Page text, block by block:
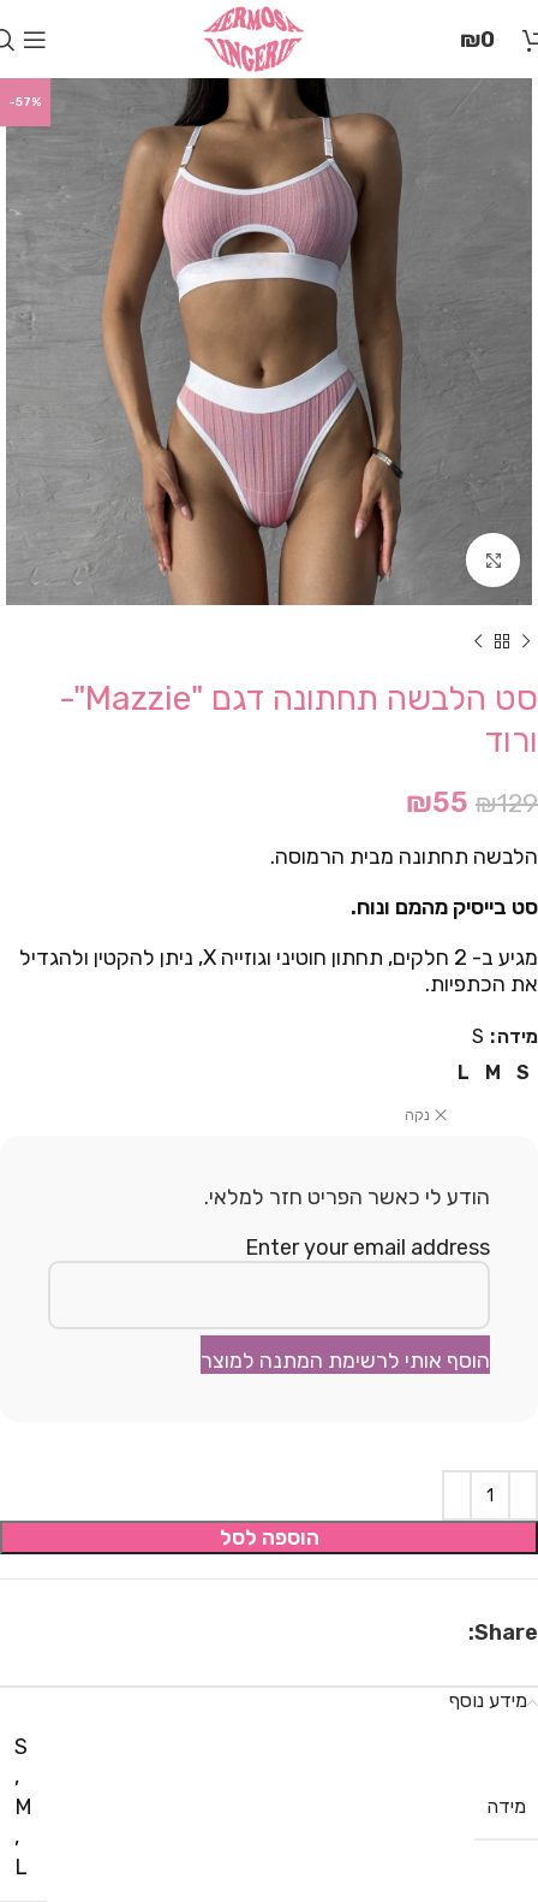
זֶה
לְהַנְגָּשָׁת
לִפְתִיחַת
הֵנְּגִישׁוּת
₪0
-57%
Click to enlarge
סט הלבשה תחתונה דגם "Mazzie"-
ורוד
₪129
₪55
הלבשה תחתונה מבית הרמוסה.
סט בייסיק מהמם ונוח.
מגיע ב- 2 חלקים, תחתון חוטיני וגוזייה X, ניתן להקטין ולהגדיל
את הכתפיות.
מידה
S
S
M
L
נקה
הודע לי כאשר הפריט חזר למלאי.
Enter your email address
הוסף אותי לרשימת המתנה למוצר
הוספה לסל
Share:
מידע נוסף
מידה
S
,
M
,
L